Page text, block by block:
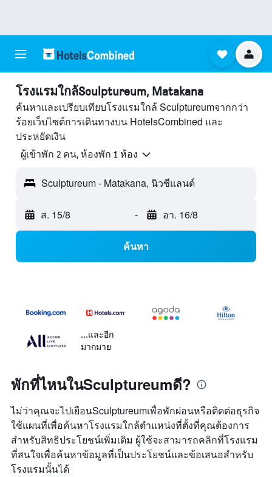
โรงแรมใกล้Sculptureum, Matakana
ค้นหาและเปรียบเทียบโรงแรมใกล้ Sculptureumจากกว่า
ร้อยเว็บไซต์การเดินทางบน HotelsCombined และ
ประหยัดเงิน
ผู้เข้าพัก 2 คน, ห้องพัก 1 ห้อง
Sculptureum - Matakana, นิวซีแลนด์
ส. 15/8 - อา. 16/8
ค้นหา
...และอีก
มากมาย
พักที่ไหนในSculptureumดี?
ไม่ว่าคุณจะไปเยือนSculptureumเพื่อพักผ่อนหรือติดต่อธุรกิจ
ใช้แผนที่เพื่อค้นหาโรงแรมใกล้ตำแหน่งที่ตั้งที่คุณต้องการ
สำหรับสิทธิประโยชน์เพิ่มเติม ผู้ใช้จะสามารถคลิกที่โรงแรม
ที่สนใจเพื่อค้นหาข้อมูลที่เป็นประโยชน์และข้อเสนอสำหรับ
โรงแรมนั้นได้